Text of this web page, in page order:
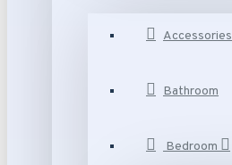
Accessories
Bathroom
Bedroom